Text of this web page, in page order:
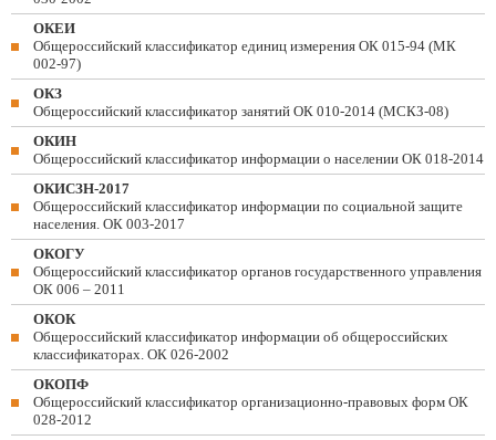
ОКЕИ
Общероссийский классификатор единиц измерения ОК 015-94 (МК
002-97)
ОКЗ
Общероссийский классификатор занятий ОК 010-2014 (МСКЗ-08)
ОКИН
Общероссийский классификатор информации о населении ОК 018-2014
ОКИСЗН-2017
Общероссийский классификатор информации по социальной защите
населения. ОК 003-2017
ОКОГУ
Общероссийский классификатор органов государственного управления
ОК 006 – 2011
ОКОК
Общероссийский классификатор информации об общероссийских
классификаторах. ОК 026-2002
ОКОПФ
Общероссийский классификатор организационно-правовых форм ОК
028-2012